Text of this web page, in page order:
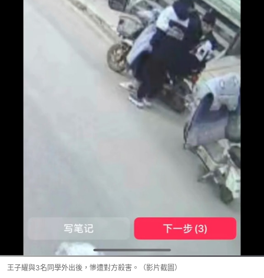
王子耀與3名同學外出後，慘遭對方殺害。（影片截圖）